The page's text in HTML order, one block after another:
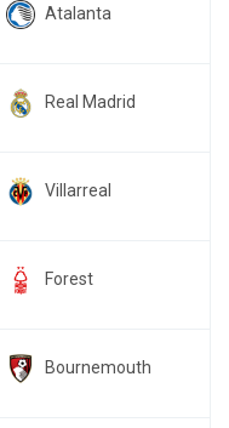
Atalanta
Real Madrid
Villarreal
Forest
Bournemouth